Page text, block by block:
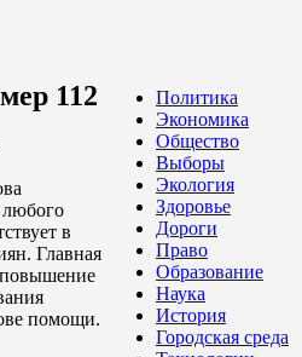
Политика
Экономика
Общество
Выборы
Экология
Здоровье
Дороги
Право
Образование
Наука
История
Городская среда
112
любого
в
Главная
помощи.